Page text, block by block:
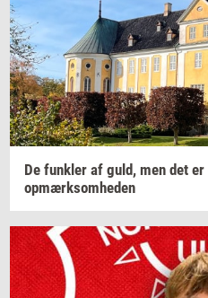
De funk­ler af guld, men det er
op­mærk­som­he­den